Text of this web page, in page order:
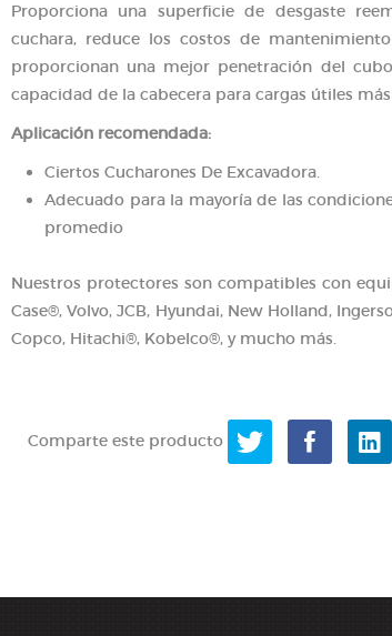
Proporciona una superficie de desgaste
cuchara, reduce los costos de
proporcionan una mejor penetración del
capacidad de la cabecera para cargas útiles
Aplicación recomendada:
Ciertos Cucharones De Excavadora.
Adecuado para la mayoría de las
promedio
Nuestros protectores son compatibles con
Case®, Volvo, JCB, Hyundai, New Holland,
Copco, Hitachi®, Kobelco®, y mucho más.
Comparte este producto